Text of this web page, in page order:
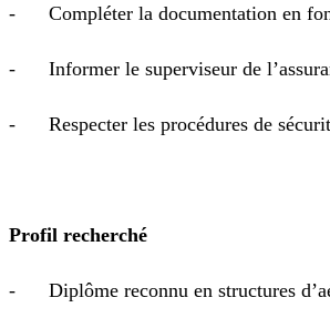
- Compléter la documentation en
- Informer le superviseur de
- Respecter les procédures de
Profil recherché
- Diplôme reconnu en structures